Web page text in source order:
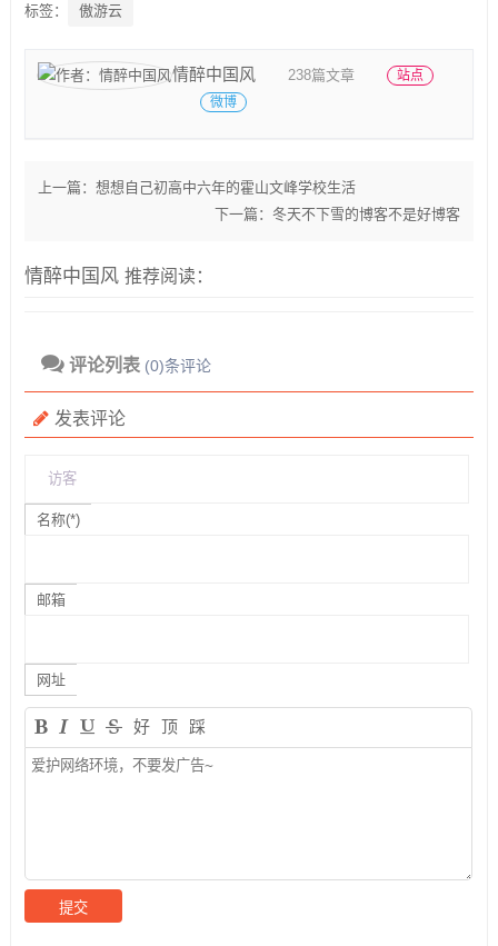
标签： 傲游云
情醉中国风 238篇文章
站点
微博
上一篇： 想想自己初高中六年的霍山文峰学校生活
下一篇：冬天不下雪的博客不是好博客
情醉中国风 推荐阅读：
评论列表 (0)条评论
发表评论
名称(*)
邮箱
网址
好 顶 踩